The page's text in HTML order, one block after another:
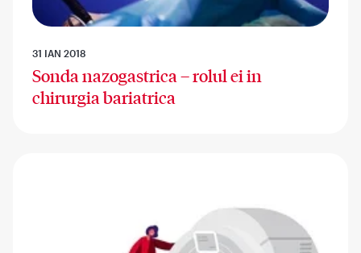
31 IAN 2018
Sonda nazogastrica – rolul ei in
chirurgia bariatrica